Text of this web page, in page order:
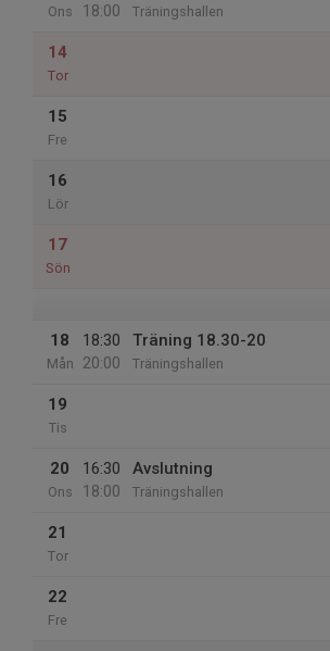
Ons
18:00
Träningshallen
14
Tor
15
Fre
16
Lör
17
Sön
18
Mån
18:30
20:00
Träning 18.30-20
Träningshallen
19
Tis
20
Ons
16:30
18:00
Avslutning
Träningshallen
21
Tor
22
Fre